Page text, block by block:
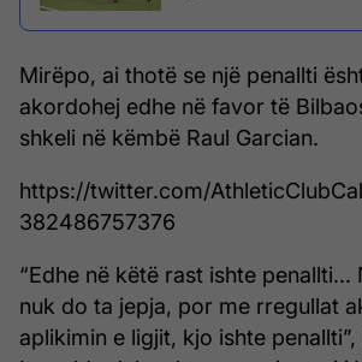
Mirëpo, ai thotë se një penallti
akordohej edhe në favor të
shkeli në këmbë Raul Garcian.
https://twitter.com/
382486757376
“Edhe në këtë rast ishte penallti...
nuk do ta jepja, por me rregullat
aplikimin e ligjit, kjo ishte